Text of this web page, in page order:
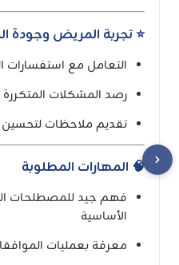
⭐ تجربة المريض وجودة
التعامل مع
رصد المشكلات المتكررة
تقديم ملاحظات
🧠 المهارات المطلوبة
فهم جيد للمصطلحات
الأساسية
معرفة بعمليات